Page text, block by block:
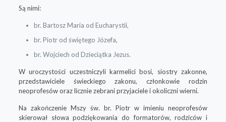
Są nimi:
br. Bartosz Maria od Eucharystii,
br. Piotr od świętego Józefa,
br. Wojciech od Dzieciątka Jezus.
W uroczystości uczestniczyli karmelici bosi, siostry zakonne,
przedstawiciele świeckiego zakonu, członkowie rodzin
neoprofesów oraz licznie zebrani przyjaciele i okoliczni wierni.
Na zakończenie Mszy św. br. Piotr w imieniu neoprofesów
skierował słowa podziękowania do formatorów, rodziców i